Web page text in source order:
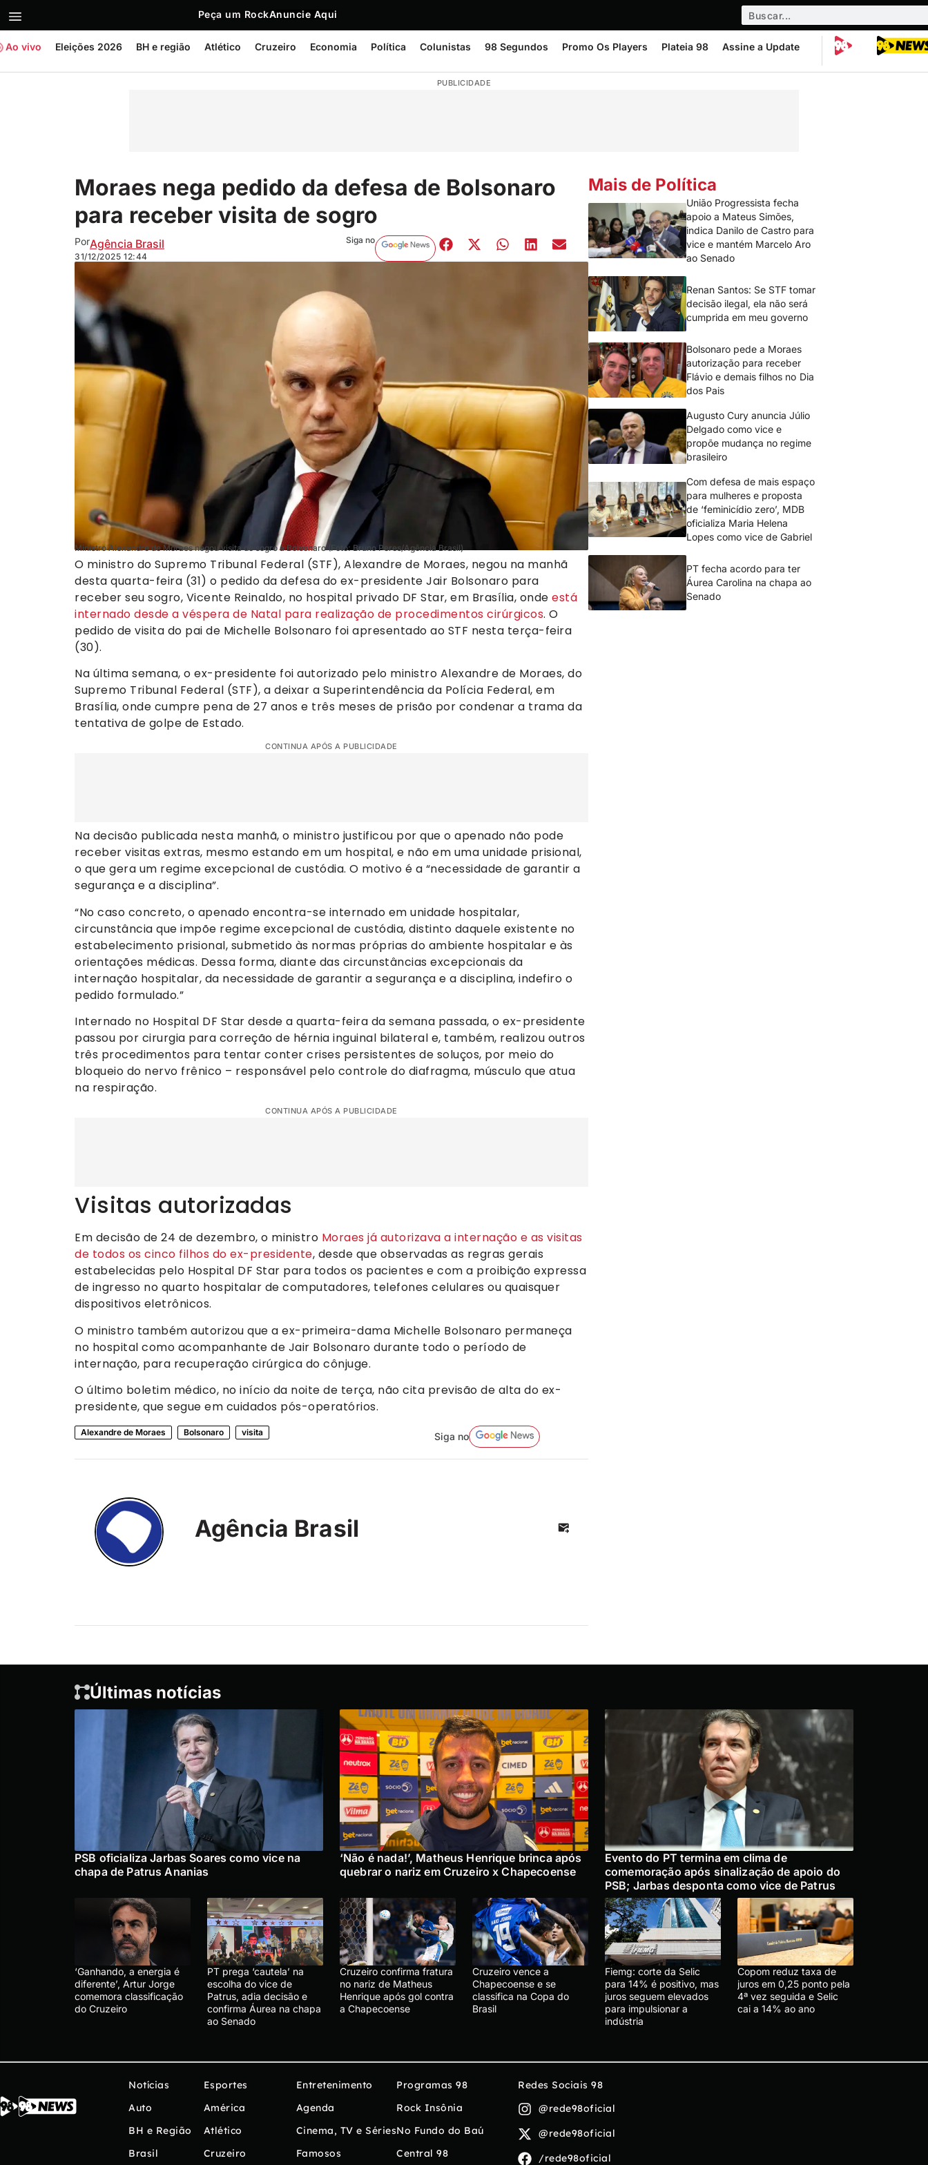
Peça um RockAnuncie Aqui
Ao vivo Eleições 2026 BH e região Atlético Cruzeiro Economia Política Colunistas 98 Segundos Promo Os Players Plateia 98 Assine a Update
PUBLICIDADE
Moraes nega pedido da defesa de Bolsonaro
para receber visita de sogro
PorAgência Brasil
31/12/2025 12:44
Siga no
Ministro Alexandre de Moraes negou visita de sogro a Bolsonaro (Foto: Bruno Peres/Agência Brasil)
O ministro do Supremo Tribunal Federal (STF), Alexandre de Moraes, negou na manhã
desta quarta-feira (31) o pedido da defesa do ex-presidente Jair Bolsonaro para
receber seu sogro, Vicente Reinaldo, no hospital privado DF Star, em Brasília, onde está
internado desde a véspera de Natal para realização de procedimentos cirúrgicos. O
pedido de visita do pai de Michelle Bolsonaro foi apresentado ao STF nesta terça-feira
(30).
Na última semana, o ex-presidente foi autorizado pelo ministro Alexandre de Moraes, do
Supremo Tribunal Federal (STF), a deixar a Superintendência da Polícia Federal, em
Brasília, onde cumpre pena de 27 anos e três meses de prisão por condenar a trama da
tentativa de golpe de Estado.
CONTINUA APÓS A PUBLICIDADE
Na decisão publicada nesta manhã, o ministro justificou por que o apenado não pode
receber visitas extras, mesmo estando em um hospital, e não em uma unidade prisional,
o que gera um regime excepcional de custódia. O motivo é a “necessidade de garantir a
segurança e a disciplina”.
“No caso concreto, o apenado encontra-se internado em unidade hospitalar,
circunstância que impõe regime excepcional de custódia, distinto daquele existente no
estabelecimento prisional, submetido às normas próprias do ambiente hospitalar e às
orientações médicas. Dessa forma, diante das circunstâncias excepcionais da
internação hospitalar, da necessidade de garantir a segurança e a disciplina, indefiro o
pedido formulado.”
Internado no Hospital DF Star desde a quarta-feira da semana passada, o ex-presidente
passou por cirurgia para correção de hérnia inguinal bilateral e, também, realizou outros
três procedimentos para tentar conter crises persistentes de soluços, por meio do
bloqueio do nervo frênico – responsável pelo controle do diafragma, músculo que atua
na respiração.
CONTINUA APÓS A PUBLICIDADE
Visitas autorizadas
Em decisão de 24 de dezembro, o ministro Moraes já autorizava a internação e as visitas
de todos os cinco filhos do ex-presidente, desde que observadas as regras gerais
estabelecidas pelo Hospital DF Star para todos os pacientes e com a proibição expressa
de ingresso no quarto hospitalar de computadores, telefones celulares ou quaisquer
dispositivos eletrônicos.
O ministro também autorizou que a ex-primeira-dama Michelle Bolsonaro permaneça
no hospital como acompanhante de Jair Bolsonaro durante todo o período de
internação, para recuperação cirúrgica do cônjuge.
O último boletim médico, no início da noite de terça, não cita previsão de alta do ex-
presidente, que segue em cuidados pós-operatórios.
Alexandre de Moraes Bolsonaro visita Siga no
Agência Brasil
Mais de Política
União Progressista fecha
apoio a Mateus Simões,
indica Danilo de Castro para
vice e mantém Marcelo Aro
ao Senado
Renan Santos: Se STF tomar
decisão ilegal, ela não será
cumprida em meu governo
Bolsonaro pede a Moraes
autorização para receber
Flávio e demais filhos no Dia
dos Pais
Augusto Cury anuncia Júlio
Delgado como vice e
propõe mudança no regime
brasileiro
Com defesa de mais espaço
para mulheres e proposta
de ‘feminicídio zero’, MDB
oficializa Maria Helena
Lopes como vice de Gabriel
PT fecha acordo para ter
Áurea Carolina na chapa ao
Senado
Últimas notícias
PSB oficializa Jarbas Soares como vice na
chapa de Patrus Ananias
‘Não é nada!’, Matheus Henrique brinca após
quebrar o nariz em Cruzeiro x Chapecoense
Evento do PT termina em clima de
comemoração após sinalização de apoio do
PSB; Jarbas desponta como vice de Patrus
‘Ganhando, a energia é
diferente’, Artur Jorge
comemora classificação
do Cruzeiro
PT prega ‘cautela’ na
escolha do vice de
Patrus, adia decisão e
confirma Áurea na chapa
ao Senado
Cruzeiro confirma fratura
no nariz de Matheus
Henrique após gol contra
a Chapecoense
Cruzeiro vence a
Chapecoense e se
classifica na Copa do
Brasil
Fiemg: corte da Selic
para 14% é positivo, mas
juros seguem elevados
para impulsionar a
indústria
Copom reduz taxa de
juros em 0,25 ponto pela
4ª vez seguida e Selic
cai a 14% ao ano
Notícias
Auto
BH e Região
Brasil
Esportes
América
Atlético
Cruzeiro
Entretenimento
Agenda
Cinema, TV e Séries
Famosos
Programas 98
Rock Insônia
No Fundo do Baú
Central 98
Redes Sociais 98
@rede98oficial
@rede98oficial
/rede98oficial